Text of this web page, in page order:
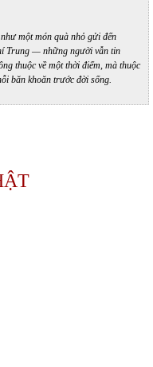
một món quà nhỏ gửi đến
Trung — những người vẫn tin
thuộc về một thời điểm, mà thuộc
băn khoăn trước đời sống.